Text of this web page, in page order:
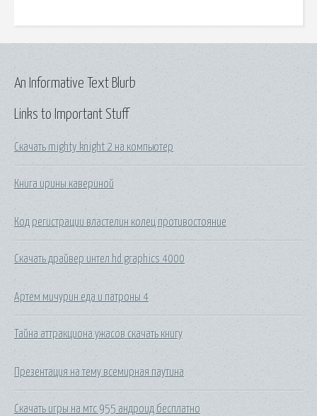
Links to Important Stuff
Скачать mighty knight 2 на компьютер
Книга ирины кавериной
Код регистрации властелин колец противостояние
Скачать драйвер интел hd graphics 4000
Артем мичурин еда и патроны 4
Тайна аттракциона ужасов скачать книгу
Презентация на тему всемирная паутина
Скачать игры на мтс 955 андроид бесплатно
An Informative Text Blurb